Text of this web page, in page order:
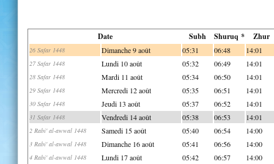
Date Subh Shuruq * Zhur
26 Safar 1448 Dimanche 9 août 05:31 06:48 14:01
27 Safar 1448 Lundi 10 août 05:32 06:49 14:01
28 Safar 1448 Mardi 11 août 05:34 06:50 14:01
29 Safar 1448 Mercredi 12 août 05:35 06:51 14:01
30 Safar 1448 Jeudi 13 août 05:37 06:52 14:01
31 Safar 1448 Vendredi 14 août 05:38 06:53 14:01
2 Rabi' al-awwal 1448 Samedi 15 août 05:40 06:54 14:00
3 Rabi' al-awwal 1448 Dimanche 16 août 05:41 06:56 14:00
4 Rabi' al-awwal 1448 Lundi 17 août 05:42 06:57 14:00